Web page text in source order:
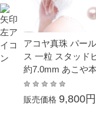
アコヤ真珠 パー
ス 一粒 スタッド
約7.0mm あこや
ホワイトゴールド
G 結婚式 葬儀 冠
成人式 卒業式 入
販売価格 9,800円